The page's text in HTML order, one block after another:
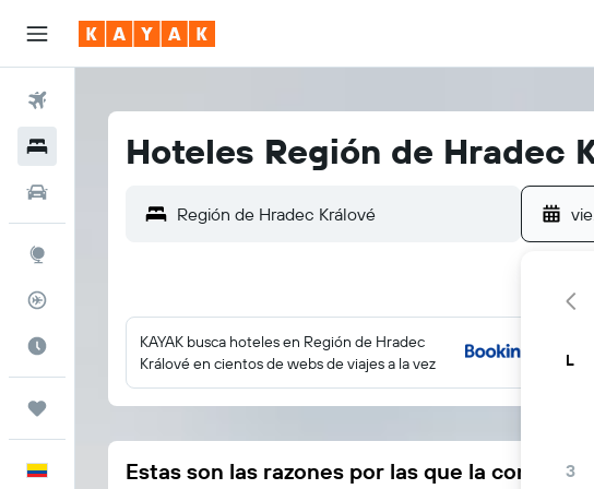
HotelesHoteles Región de Hradec
KAYAK busca hoteles en Región de Hradec
Králové en cientos de webs de viajes a la vez
Estas son las razones por las que la
L
3